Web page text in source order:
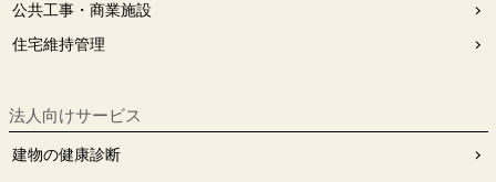
公共工事・商業施設
住宅維持管理
法人向けサービス
建物の健康診断